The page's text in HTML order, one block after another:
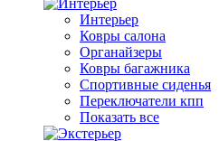
Интерьер
Ковры салона
Органайзеры
Ковры багажника
Спортивные сиденья
Переключатели кпп
Показать все